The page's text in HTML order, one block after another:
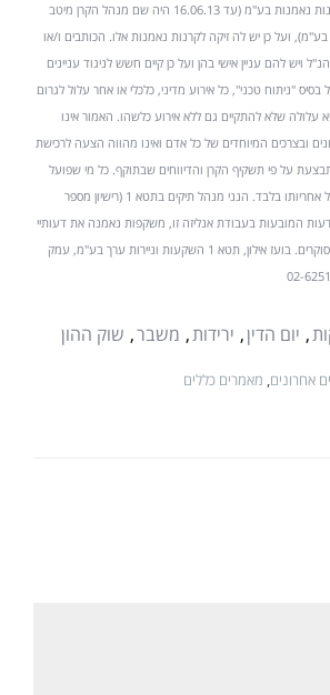
נאמנות בניהול מיטב דש קרנות נאמנות בע"מ (עד 16.06.13 היה שם מנהל הקרן מיטב
קרנות נאמנות (1982) בע"מ), ועל כן יש לה זיקה לקרנות נאמנות אלו. הכותבים ו/או
ויש להם עניין אישי בהן ועל כן קיים חשש לניגוד עניינים
"ניתוח טכני", כל אירוע מדיני, כלכלי או אחר עלול לגרום
עלולה שלא להתקיים גם ללא אירוע כלשהו. האמור אינו
ובצרכים המיוחדים של כל אדם ואינו מהווה הצעה לרכישת
על פי תשקיף הקרן והדיווחים שבתוקף. כל מי שפועל
על סמך הכתוב עושה זאת על אחריותו בלבד. הנני מנהל תיקים בתטא 1 (רישיון מספר
המובעות בעבודת אנליזה זו, משקפות נאמנה את דעותיי
האישיות על ניירות הערך המסוקרים. בועז אילון, תטא 1 השקעות וניירות ערך בע"מ, עמק
יום הדין ירידות משבר שוק ההון
אחרונים, מאמרים כללים